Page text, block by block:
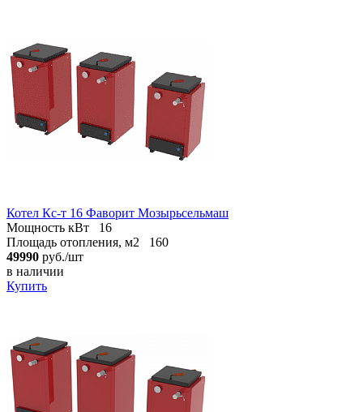
Котел Кс-т 16 Фаворит Мозырьсельмаш
Мощность кВт
16
Площадь отопления, м2
160
49990 руб./шт
в наличии
Купить